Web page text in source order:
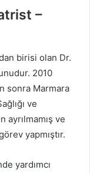
–
birisi olan Dr.
2010
sonra Marmara
ve
ayrılmamış ve
yapmıştır.
yardımcı